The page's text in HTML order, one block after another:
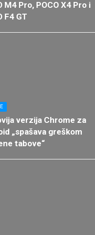
M4 Pro, POCO X4 Pro i
F4 GT
verzija Chrome za
„spašava greškom
tabove“